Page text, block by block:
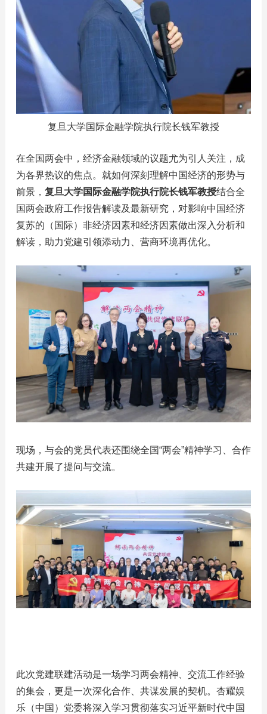
复旦大学国际金融学院执行院长钱军教授
在全国两会中，经济金融领域的议题尤为引人关注，成
为各界热议的焦点。就如何深刻理解中国经济的形势与
前景， 复旦大学国际金融学院执行院长钱军教授结合全
国两会政府工作报告解读及最新研究，对影响中国经济
复苏的（国际）非经济因素和经济因素做出深入分析和
解读，助力党建引领添动力、营商环境再优化。
现场，与会的党员代表还围绕全国“两会”精神学习、合作
共建开展了提问与交流。
此次党建联建活动是一场学习两会精神、交流工作经验
的集会，更是一次深化合作、共谋发展的契机。杏耀娱
乐（中国）党委将深入学习贯彻落实习近平新时代中国